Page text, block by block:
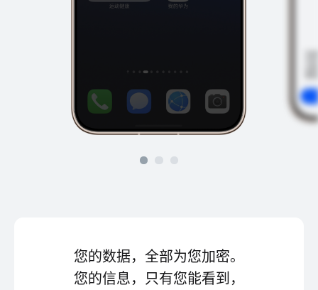
您的数据，全部为您加密。
您的信息，只有您能看到，